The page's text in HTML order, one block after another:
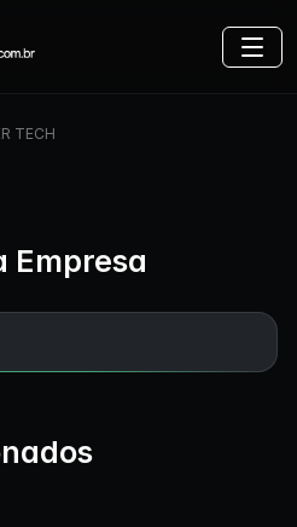
TECH
Empresa